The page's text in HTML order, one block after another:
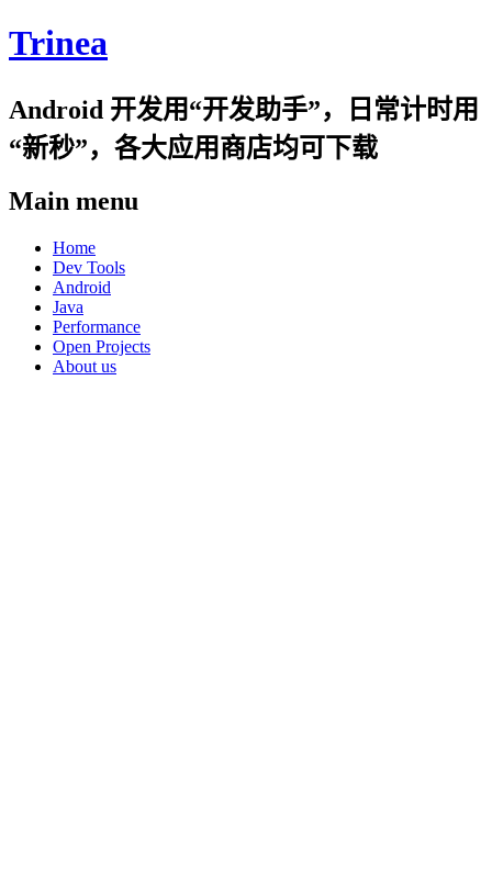
Trinea
Android 开发用“开发助手”，日常计时用
“新秒”，各大应用商店均可下载
Main menu
Skip
content
Home
Dev Tools
Android
Java
Performance
Open Projects
About us